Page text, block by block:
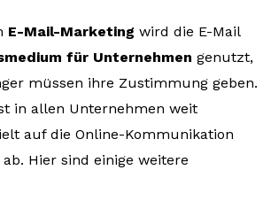
E-Mail-Marketing wird die E-Mail
für Unternehmen genutzt,
müssen ihre Zustimmung geben.
in allen Unternehmen weit
auf die Online-Kommunikation
Hier sind einige weitere